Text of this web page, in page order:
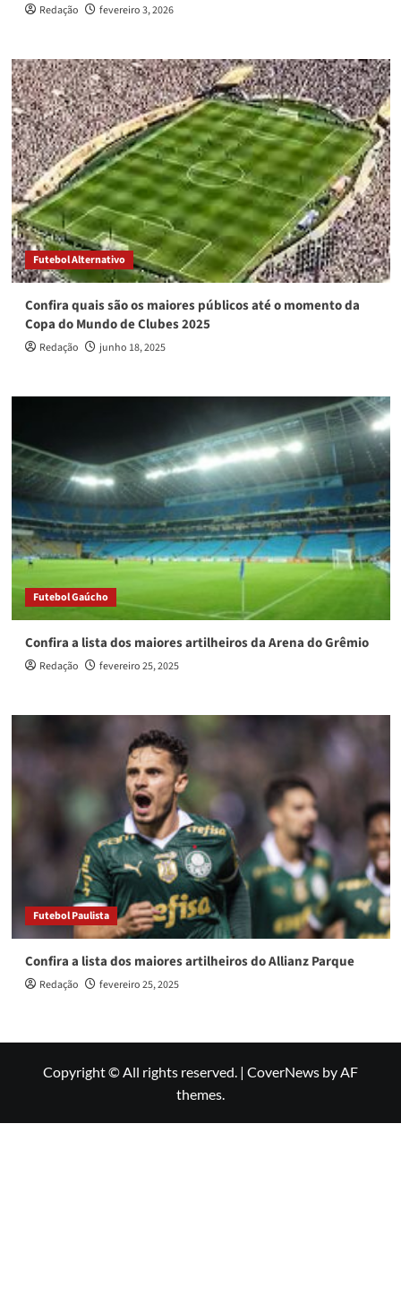
Redação fevereiro 3, 2026
Futebol Alternativo
Confira quais são os maiores públicos até o momento da
Copa do Mundo de Clubes 2025
Redação junho 18, 2025
Futebol Gaúcho
Confira a lista dos maiores artilheiros da Arena do Grêmio
Redação fevereiro 25, 2025
Futebol Paulista
Confira a lista dos maiores artilheiros do Allianz Parque
Redação fevereiro 25, 2025
Copyright © All rights reserved. | CoverNews by AF
themes.